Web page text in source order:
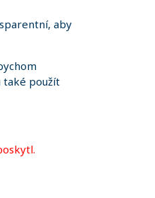
aby
také použít